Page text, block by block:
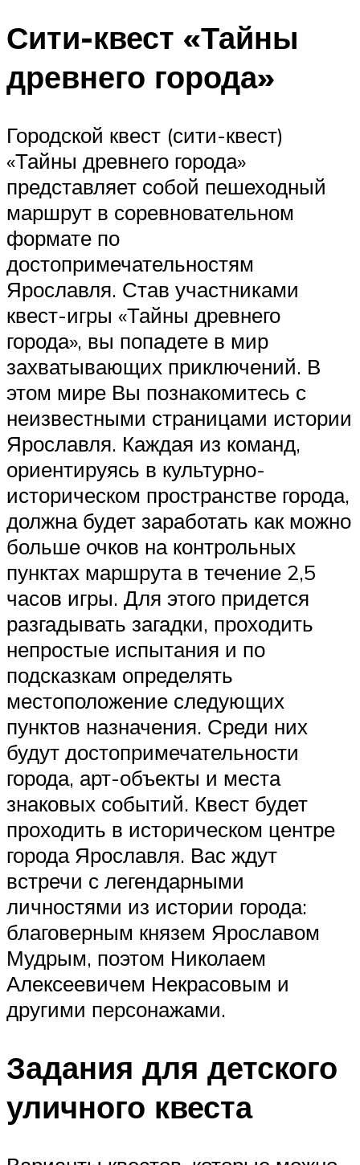
Сити-квест «Тайны
древнего города»
Городской квест (сити-квест)
«Тайны древнего города»
представляет собой пешеходный
маршрут в соревновательном
формате по
достопримечательностям
Ярославля. Став участниками
квест-игры «Тайны древнего
города», вы попадете в мир
захватывающих приключений. В
этом мире Вы познакомитесь с
неизвестными страницами истории
Ярославля. Каждая из команд,
ориентируясь в культурно-
историческом пространстве города,
должна будет заработать как можно
больше очков на контрольных
пунктах маршрута в течение 2,5
часов игры. Для этого придется
разгадывать загадки, проходить
непростые испытания и по
подсказкам определять
местоположение следующих
пунктов назначения. Среди них
будут достопримечательности
города, арт-объекты и места
знаковых событий. Квест будет
проходить в историческом центре
города Ярославля. Вас ждут
встречи с легендарными
личностями из истории города:
благоверным князем Ярославом
Мудрым, поэтом Николаем
Алексеевичем Некрасовым и
другими персонажами.
Задания для детского
уличного квеста